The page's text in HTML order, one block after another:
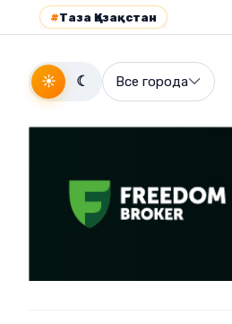
#Таза Қазақстан
☀ ☾ Все города